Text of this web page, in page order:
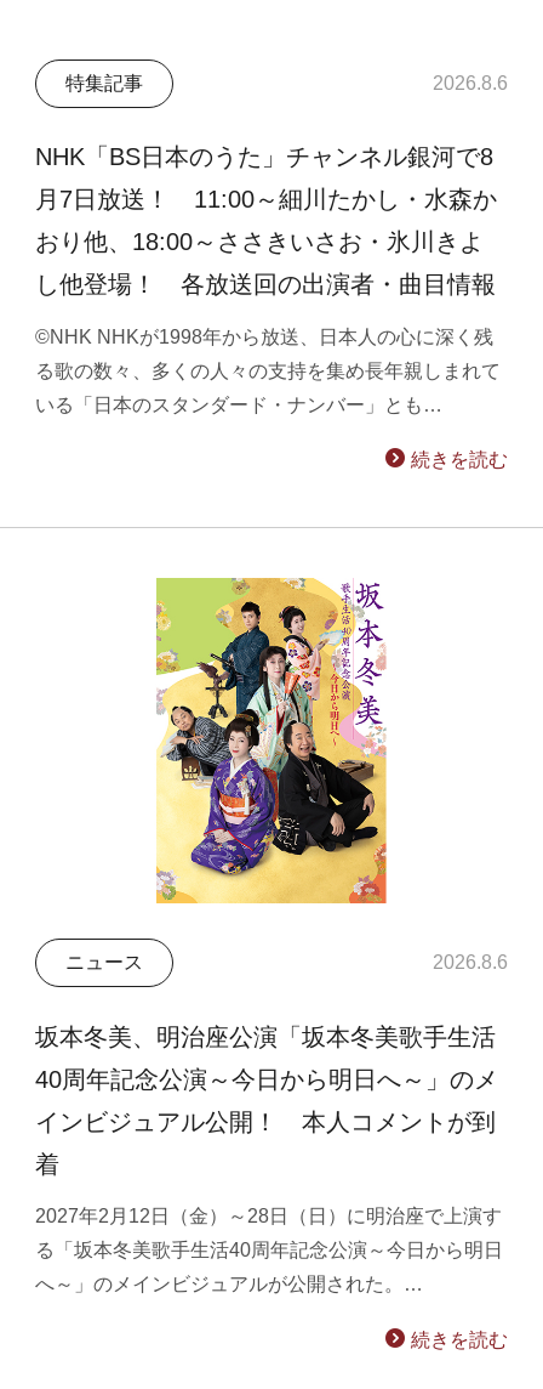
特集記事 2026.8.6
NHK「BS日本のうた」チャンネル銀河で8
月7日放送！ 11:00～細川たかし・水森か
おり他、18:00～ささきいさお・氷川きよ
し他登場！ 各放送回の出演者・曲目情報
©NHK NHKが1998年から放送、日本人の心に深く残
る歌の数々、多くの人々の支持を集め長年親しまれて
いる「日本のスタンダード・ナンバー」とも…
続きを読む
ニュース 2026.8.6
坂本冬美、明治座公演「坂本冬美歌手生活
40周年記念公演～今日から明日へ～」のメ
インビジュアル公開！ 本人コメントが到
着
2027年2月12日（金）～28日（日）に明治座で上演す
る「坂本冬美歌手生活40周年記念公演～今日から明日
へ～」のメインビジュアルが公開された。…
続きを読む